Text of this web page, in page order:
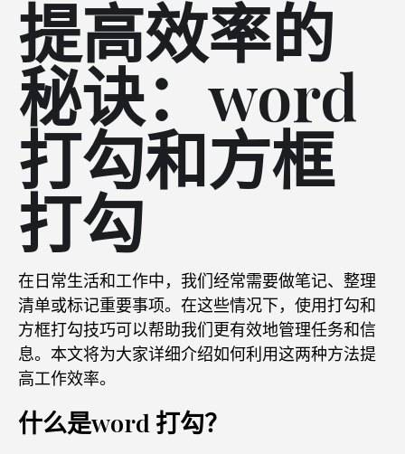
提高效率的
秘诀：word
打勾和方框
打勾
在日常生活和工作中，我们经常需要做笔记、整理
清单或标记重要事项。在这些情况下，使用打勾和
方框打勾技巧可以帮助我们更有效地管理任务和信
息。本文将为大家详细介绍如何利用这两种方法提
高工作效率。
什么是word 打勾？